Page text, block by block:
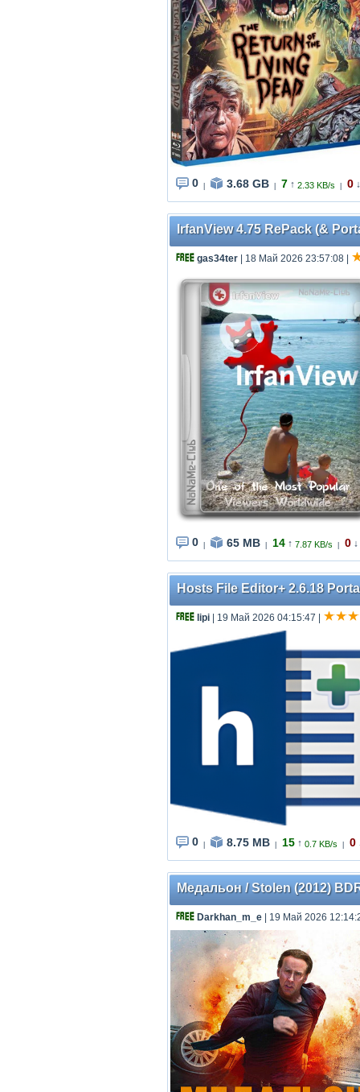
0 3.68 GB 7 ↑ 2.33 KB/s 0 ↓
IrfanView 4.75 RePack (&
gas34ter | 18 Май 2026 23:57:08
0 65 MB 14 ↑ 7.87 KB/s 0 ↓
Hosts File Editor+ 2.6.18
lipi | 19 Май 2026 04:15:47
0 8.75 MB 15 ↑ 0.7 KB/s 0
Медальон / Stolen (2012)
Darkhan_m_e | 19 Май 2026